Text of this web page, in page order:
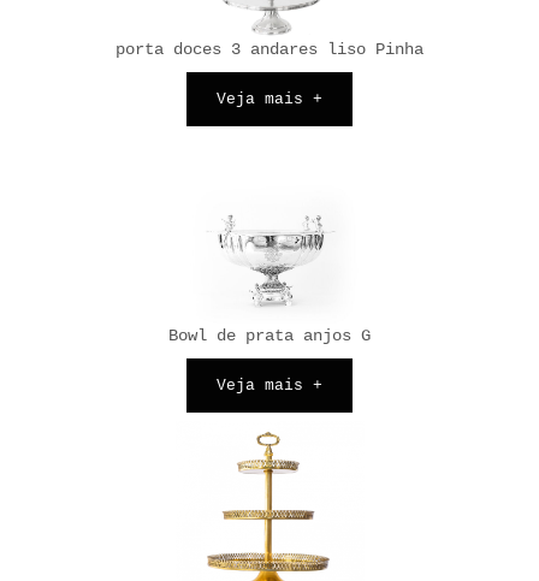
porta doces 3 andares liso Pinha
Veja mais +
Bowl de prata anjos G
Veja mais +